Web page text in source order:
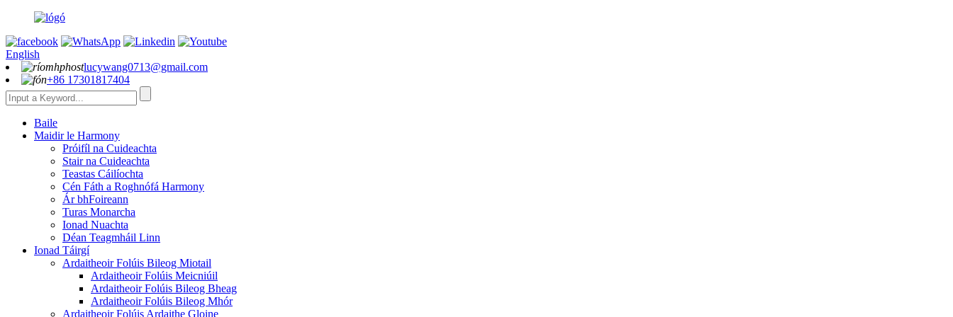
English
lucywang0713@gmail.com
+86 17301817404
Baile
Maidir le Harmony
Próifíl na Cuideachta
Stair na Cuideachta
Teastas Cáilíochta
Cén Fáth a Roghnófá Harmony
Ár bhFoireann
Turas Monarcha
Ionad Nuachta
Déan Teagmháil Linn
Ionad Táirgí
Ardaitheoir Folúis Bileog Miotail
Ardaitheoir Folúis Meicniúil
Ardaitheoir Folúis Bileog Bheag
Ardaitheoir Folúis Bileog Mhór
Ardaitheoir Folúis Ardaithe Gloine